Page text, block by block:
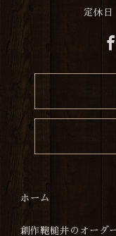
定休日
ホーム
創作鞄槌井のオーダ